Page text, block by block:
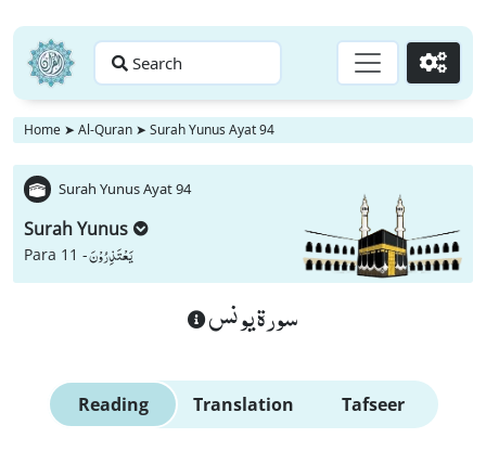
Search Go
Home ➤ Al-Quran ➤ Surah Yunus Ayat 94
Surah Yunus Ayat 94
Surah Yunus
Para 11 -یَعْتَذِرُوْنَ
سورة يونس
Reading Translation Tafseer